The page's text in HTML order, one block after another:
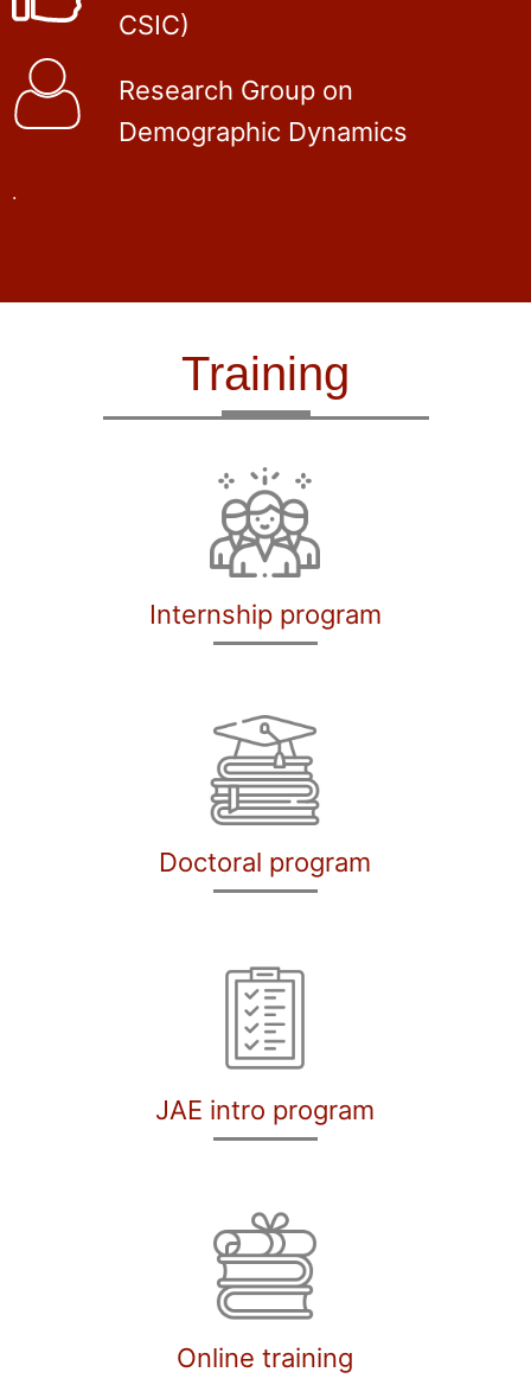
CSIC)
Research Group on
Demographic Dynamics
.
Training
Internship program
Doctoral program
JAE intro program
Online training